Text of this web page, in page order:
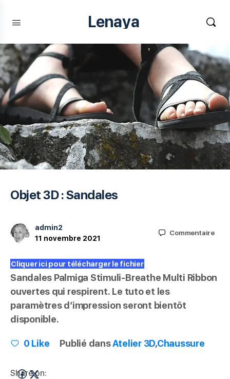
Lenaya
Objet 3D : Sandales
admin2
11 novembre 2021
Commentaire
Cliquer ici pour télécharger le fichier
Sandales Palmiga Stimuli-Breathe Multi Ribbon
ouvertes qui respirent. Le tuto et les
paramètres d’impression seront bientôt
disponible.
0 Like Publié dansAtelier 3D,Chaussure
Share on: